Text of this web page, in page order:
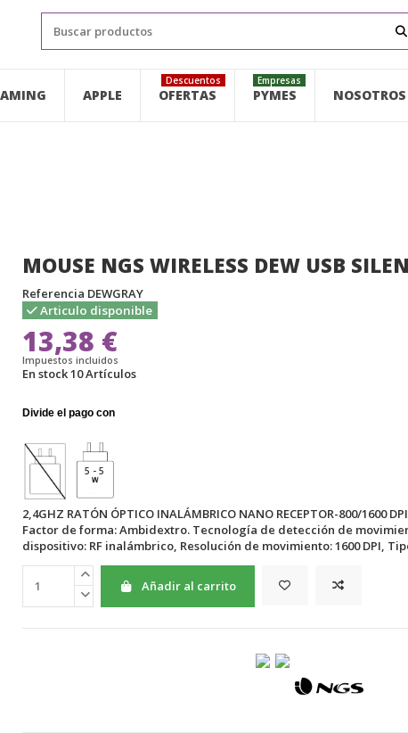
APPLE OFERTAS
Descuentos
PYMES
Empresas
NOSOTROS
MOUSE NGS WIRELESS DEW USB
Referencia DEWGRAY
Articulo disponible
13,38 €
Impuestos incluidos
En stock10 Artículos
5 - 5
2,4GHZ RATÓN ÓPTICO INALÁMBRICO NANO RECEPTOR-800/1600
Factor de forma: Ambidextro. Tecnología de detección de
dispositivo: RF inalámbrico, Resolución de movimiento: 1600 DPI,
Añadir al carrito